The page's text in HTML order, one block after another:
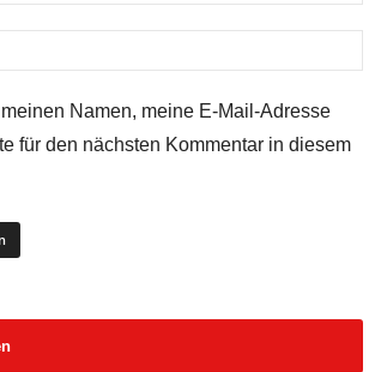
Namen, meine E-Mail-Adresse
für den nächsten Kommentar in diesem